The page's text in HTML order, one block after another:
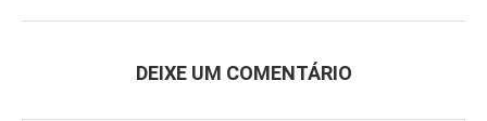
DEIXE UM COMENTÁRIO